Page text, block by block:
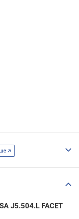
J5.504.L FACET